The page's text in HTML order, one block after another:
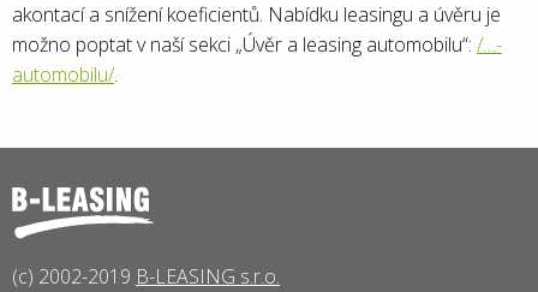
akontací a snížení koeficientů. Nabídku leasingu a úvěru je
možno poptat v naší sekci „Úvěr a leasing automobilu“: /…-
automobilu/.
(c) 2002-2019 B-LEASING s.r.o.